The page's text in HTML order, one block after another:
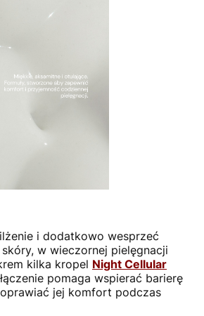
i dodatkowo wesprzeć
w wieczornej pielęgnacji
kilka kropel Night Cellular
pomaga wspierać barierę
jej komfort podczas